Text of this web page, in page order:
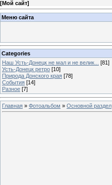
[Мой сайт]
Меню сайта
Categories
Наш Усть-Донецк не мал и не велик...
[81]
Усть-Донецк ретро [10]
Природа Донского края [78]
События [14]
Разное [7]
Главная » Фотоальбом » Основной раздел